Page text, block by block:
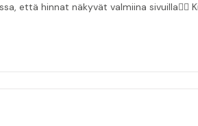
että hinnat näkyvät valmiina sivuilla👍🏻